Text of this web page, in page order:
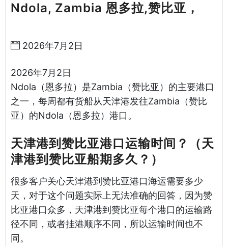
Ndola, Zambia 恩多拉,赞比亚，
2026年7月2日
2026年7月2日
Ndola（恩多拉）是Zambia（赞比亚）的主要港口
之一，每周都有货船从天津港发往Zambia（赞比
亚）的Ndola（恩多拉）港口。
天津港到赞比亚港口运输时间？（天
津港到赞比亚船期多久？）
很多客户关心天津港到赞比亚港口海运需要多少
天，对于这个问题实际上无法准确的回答，因为赞
比亚港口众多，天津港到赞比亚每个港口的运输路
径不同，或者挂港顺序不同，所以运输时间也不
同。